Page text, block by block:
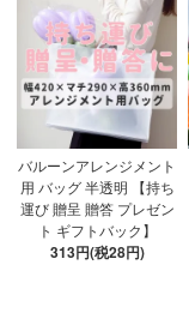
バルーンアレンジメント
用 バッグ 半透明 【持ち
運び 贈呈 贈答 プレゼン
ト ギフトバック】
313円(税28円)